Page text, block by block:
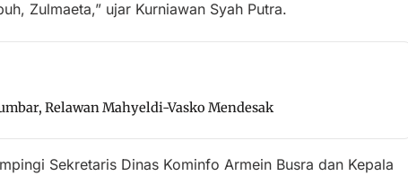
Zulmaeta,” ujar Kurniawan Syah Putra.
Relawan Mahyeldi-Vasko Mendesak
Sekretaris Dinas Kominfo Armein Busra dan Kepala